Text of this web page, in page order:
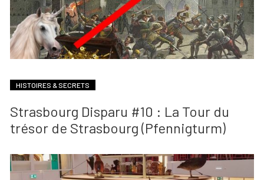
HISTOIRES & SECRETS
Strasbourg Disparu #10 : La Tour du
trésor de Strasbourg (Pfennigturm)